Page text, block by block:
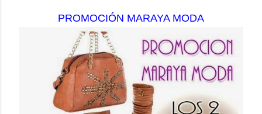
PROMOCIÓN MARAYA MODA